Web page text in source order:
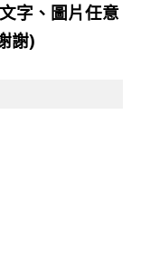
字、圖片任意
謝)